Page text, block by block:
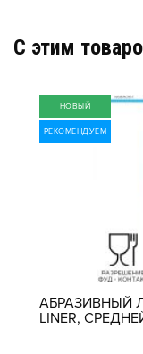
C этим
НОВЫЙ
РЕКОМЕНДУЕМ
АБРАЗИВНЫЙ
LINER,